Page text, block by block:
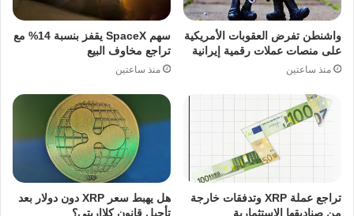
واشنطن تفرض العقوبات الأمريكية
على منصات عملات رقمية إيرانية
منذ ساعتين
سهم SpaceX يقفز بنسبة 14% مع
تراجع مخاوف البيع
منذ ساعتين
تراجع عملة XRP وتدفقات خارجة
من صناديقها الاستثمارية
هل يهبط سعر XRP دون دولار بعد
تأجيل قانون كلااريتي؟